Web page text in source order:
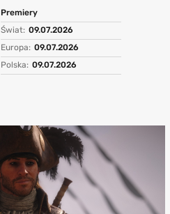
Premiery
Świat: 09.07.2026
Europa: 09.07.2026
Polska: 09.07.2026